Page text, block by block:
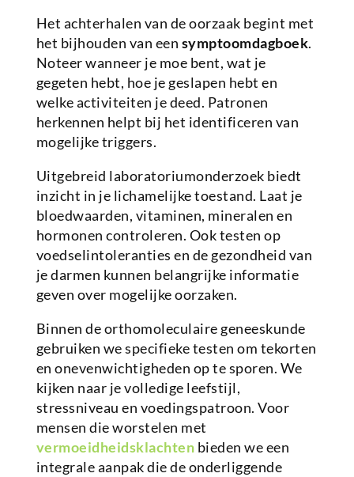
Het achterhalen van de oorzaak begint met
het bijhouden van een symptoomdagboek.
Noteer wanneer je moe bent, wat je
gegeten hebt, hoe je geslapen hebt en
welke activiteiten je deed. Patronen
herkennen helpt bij het identificeren van
mogelijke triggers.
Uitgebreid laboratoriumonderzoek biedt
inzicht in je lichamelijke toestand. Laat je
bloedwaarden, vitaminen, mineralen en
hormonen controleren. Ook testen op
voedselintoleranties en de gezondheid van
je darmen kunnen belangrijke informatie
geven over mogelijke oorzaken.
Binnen de orthomoleculaire geneeskunde
gebruiken we specifieke testen om tekorten
en onevenwichtigheden op te sporen. We
kijken naar je volledige leefstijl,
stressniveau en voedingspatroon. Voor
mensen die worstelen met
vermoeidheidsklachten bieden we een
integrale aanpak die de onderliggende